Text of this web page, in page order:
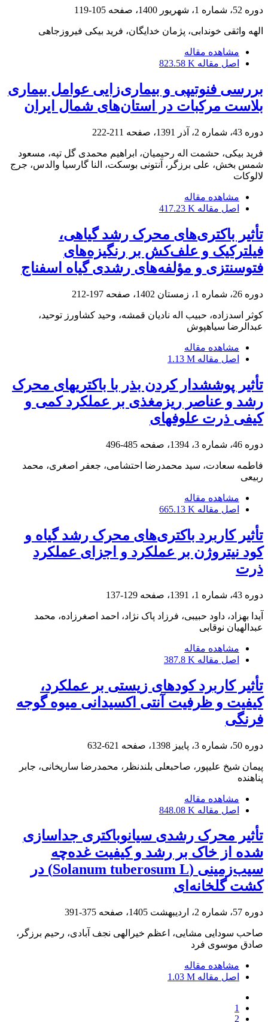
دوره 52، شماره 1، شهریور 1400، صفحه 105-119
الهه واثقی خوندابی، پژمان خدایگان، فرید بیکی فیروزجاهی
مشاهده مقاله
اصل مقاله 823.58 K
بررسی فنوتیپی و بیماری‌زایی عوامل بیماری
بلاست مرکبات در استان‌های شمال ایران
دوره 43، شماره 2، آذر 1391، صفحه 211-222
فرید بیکی، حشمت اله رحیمیان، ابراهیم محمدی گل تپه، مسعود
شمس بخش، علی برزگر، آنتونی بوسکت، النا گارسیا والدس، جرج
لالوکات
مشاهده مقاله
اصل مقاله 417.23 K
تأثیر باکتری‌های محرک رشد گیاهی،
فیلترکیک و علف‌کش بر رنگیزه‌های
فتوسنتزی و مؤلفه‌های رشدی گیاه اسفناج
دوره 26، شماره 1، زمستان 1402، صفحه 197-212
کوثر اسدزاده، حبیب اله نادیان قمشه، وحید کشاورز توحید،
عبدالرضا سیاهپوش
مشاهده مقاله
اصل مقاله 1.13 M
تأثیر پوششدار کردن بذر با باکتریهای محرک
رشد و عناصر ریزمغذی بر عملکرد کمی و
کیفی ذرت علوفهای
دوره 46، شماره 3، 1394، صفحه 485-496
فاطمه سعادت، سید محمدرضا احتشامی، جعفر اصغری، محمد
ربیعی
مشاهده مقاله
اصل مقاله 665.13 K
تأثیر کاربرد باکتری‌های محرک رشد گیاه و
کود نیتروژن بر عملکرد و اجزای عملکرد
ذرت
دوره 43، شماره 1، 1391، صفحه 129-137
آیدا بهزاد، داود حبیبی، فرزاد پاک نژاد، احمد اصغرزاده، محمد
عبدالهیان نوقابی
مشاهده مقاله
اصل مقاله 387.8 K
تأثیر کاربرد کودهای زیستی بر عملکرد،
کیفیت و ظرفیت آنتی اکسیدانی میوه گوجه
فرنگی
دوره 50، شماره 3، پاییز 1398، صفحه 621-632
پیمان شیخ علیپور، صاحبعلی بلندنظر، محمدرضا ساریخانی، جابر
پناهنده
مشاهده مقاله
اصل مقاله 848.08 K
تأثیر محرک رشدی سیانوباکتری جداسازی
شده از خاک بر رشد و کیفیت غده‌چه
سیب‌زمینی (Solanum tuberosum L) در
کشت گلخانه‌ای
دوره 57، شماره 2، اردیبهشت 1405، صفحه 375-391
صاحب سودایی مشایی، اعظم خیرالهی نجف آبادی، رحیم برزگر،
صادق موسوی فرد
مشاهده مقاله
اصل مقاله 1.03 M
1
2